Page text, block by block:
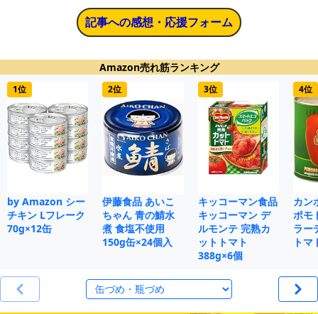
記事への感想・応援フォーム
Amazon売れ筋ランキング
1位
by Amazon シー
チキン Lフレーク
70g×12缶
2位
伊藤食品 あいこ
ちゃん 青の鯖水
煮 食塩不使用
150g缶×24個入
3位
キッコーマン食品
キッコーマン デ
ルモンテ 完熟カ
ットトマト
388g×6個
4位
カン
ポモ
ラー
ト